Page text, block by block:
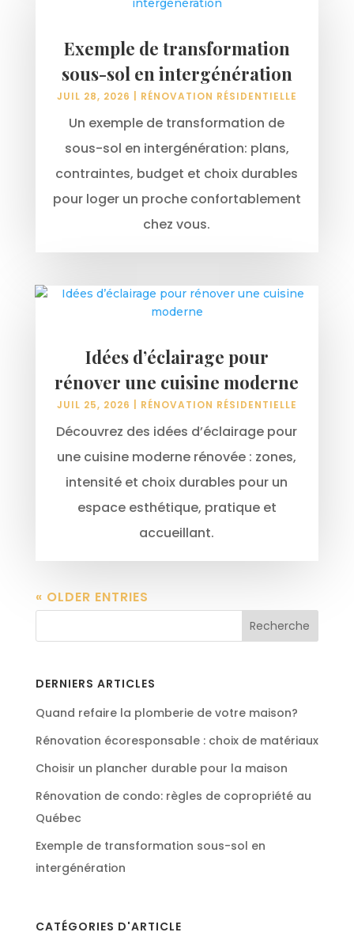
Exemple de transformation
sous-sol en intergénération
JUIL 28, 2026 RÉNOVATION RÉSIDENTIELLE
Un exemple de transformation de
sous-sol en intergénération: plans,
contraintes, budget et choix durables
pour loger un proche confortablement
chez vous.
Idées d’éclairage pour
rénover une cuisine moderne
JUIL 25, 2026 RÉNOVATION RÉSIDENTIELLE
Découvrez des idées d’éclairage pour
une cuisine moderne rénovée : zones,
intensité et choix durables pour un
espace esthétique, pratique et
accueillant.
« OLDER ENTRIES
Recherche
DERNIERS ARTICLES
Quand refaire la plomberie de votre maison?
Rénovation écoresponsable : choix de matériaux
Choisir un plancher durable pour la maison
Rénovation de condo: règles de copropriété au
Québec
Exemple de transformation sous-sol en
intergénération
CATÉGORIES D'ARTICLE